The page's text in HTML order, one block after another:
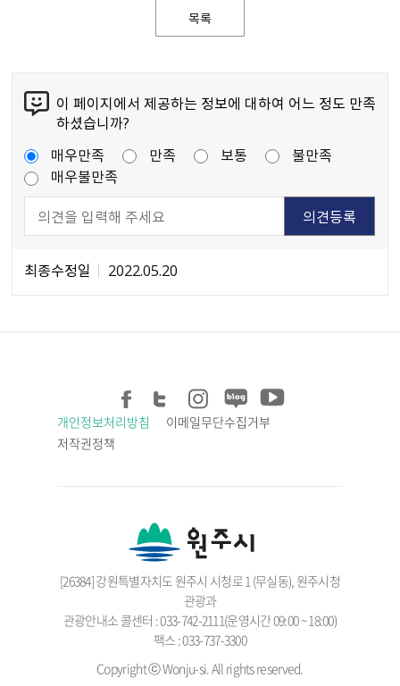
목록
이 페이지에서 제공하는 정보에 대하여 어느 정도 만족
하셨습니까?
매우만족
만족 보통
불만족
매우불만족
최종수정일 2022.05.20
개인정보처리방침
이메일무단수집거부
저작권정책
[26384] 강원특별자치도 원주시 시청로 1 (무실동), 원주시청
관광과
관광안내소 콜센터 : 033-742-2111(운영시간 09:00 ~ 18:00)
팩스 : 033-737-3300
Copyright ⓒ Wonju-si. All rights reserved.